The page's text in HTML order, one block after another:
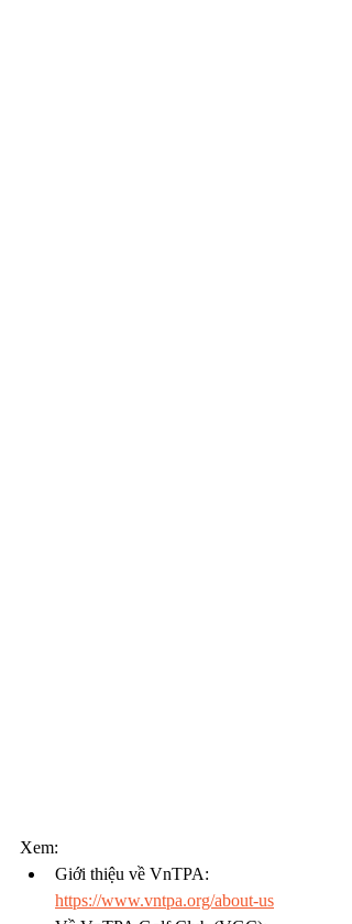
Xem:
Giới thiệu về VnTPA:
https://www.vntpa.org/about-us